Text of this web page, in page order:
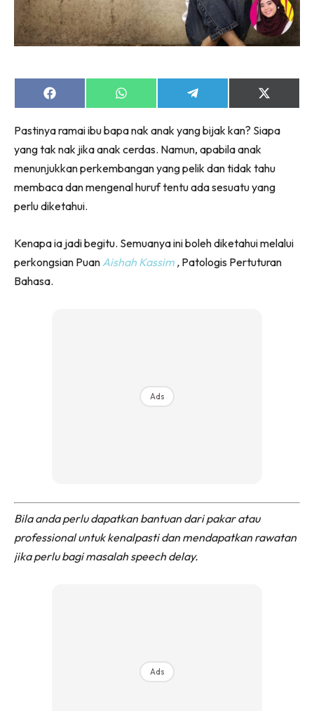
Share
on
Share
on
Share
on
Share
on
(Twitter)
Pastinya ramai ibu bapa nak anak yang bijak kan? Siapa
yang tak nak jika anak cerdas. Namun, apabila anak
menunjukkan perkembangan yang pelik dan tidak tahu
membaca dan mengenal huruf tentu ada sesuatu yang
perlu diketahui.
Kenapa ia jadi begitu. Semuanya ini boleh diketahui melalui
perkongsian Puan Aishah Kassim , Patologis Pertuturan
Bahasa.
Ads
Bila anda perlu dapatkan bantuan dari pakar atau
professional untuk kenalpasti dan mendapatkan rawatan
jika perlu bagi masalah speech delay.
Ads